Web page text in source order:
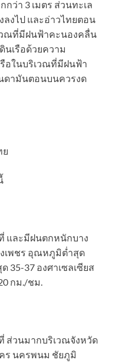
ว่า 3 เมตร ส่วนทะเล
งไป และอ่าวไทยตอน
วณที่มีฝนฟ้าคะนองคลื่น
นเรือด้วยความ
รือในบริเวณที่มีฝนฟ้า
ดามันตอนบนควรงด
ย
และมีฝนตกหนักบาง
เพชร อุณหภูมิต่ำสุด
35-37 องศาเซลเซียส
กม./ชม.
ส่วนมากบริเวณจังหวัด
ร นครพนม ชัยภูมิ